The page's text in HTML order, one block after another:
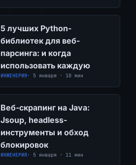
5 лучших Python-
библиотек для веб-
парсинга: и когда
использовать каждую
ИНЖЕНЕРИЯ · 5 января · 10 мин
Веб-скрапинг на Java:
Jsoup, headless-
инструменты и обход
блокировок
ИНЖЕНЕРИЯ · 5 января · 11 мин